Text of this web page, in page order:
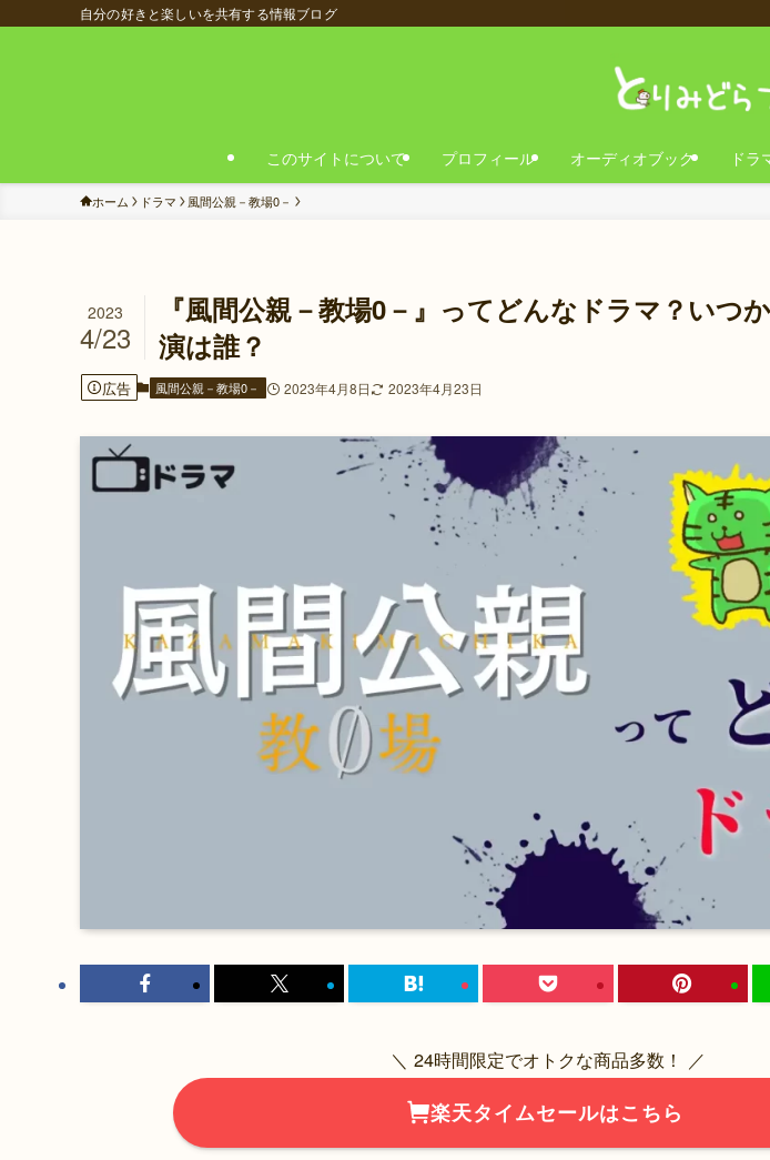
自分の好きと楽しいを共有する情報ブログ
このサイトについて プロフィール オーディオブック ドラ
ホーム ドラマ 風間公親－教場0－
『風間公親－教場0－』ってどんなドラマ？いつ
演は誰？
2023
4/23
広告 風間公親－教場0－ 2023年4月8日 2023年4月23日
＼ 24時間限定でオトクな商品多数！ ／
楽天タイムセールはこちら